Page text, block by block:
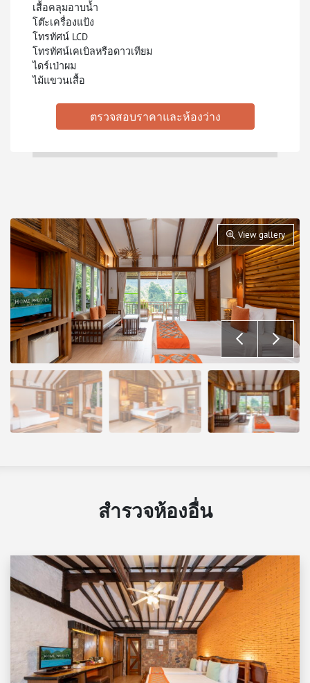
เสื้อคลุมอาบน้ำ
โต๊ะเครื่องแป้ง
โทรทัศน์ LCD
โทรทัศน์เคเบิลหรือดาวเทียม
ไดร์เป่าผม
ไม้แขวนเสื้อ
ตรวจสอบราคาและห้องว่าง
View gallery
สำรวจห้องอื่น